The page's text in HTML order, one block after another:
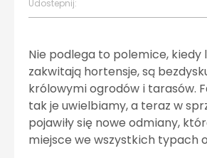
Udostepnij:
Nie podlega to polemice, kiedy
zakwitają hortensje, są
królowymi ogrodów i tarasów.
tak je uwielbiamy, a teraz w
pojawiły się nowe odmiany,
miejsce we wszystkich typach